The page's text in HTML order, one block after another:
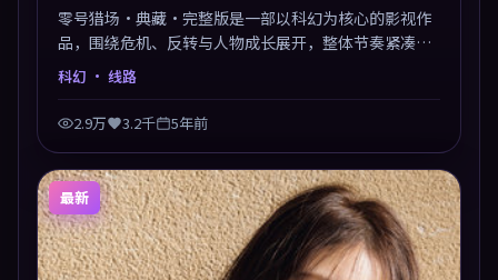
零号猎场·典藏·完整版是一部以科幻为核心的影视作
品，围绕危机、反转与人物成长展开，整体节奏紧凑，
值得推荐观看。
科幻 · 线路
2.9万 3.2千 5年前
最新